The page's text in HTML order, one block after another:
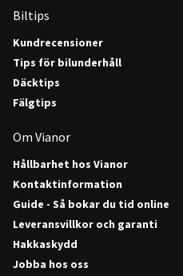
Biltips
Kundrecensioner
Tips för bilunderhåll
Däcktips
Fälgtips
Om Vianor
Hållbarhet hos Vianor
Kontaktinformation
Guide - Så bokar du tid online
Leveransvillkor och garanti
Hakkaskydd
Jobba hos oss